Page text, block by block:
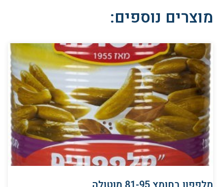
מוצרים נוספים: